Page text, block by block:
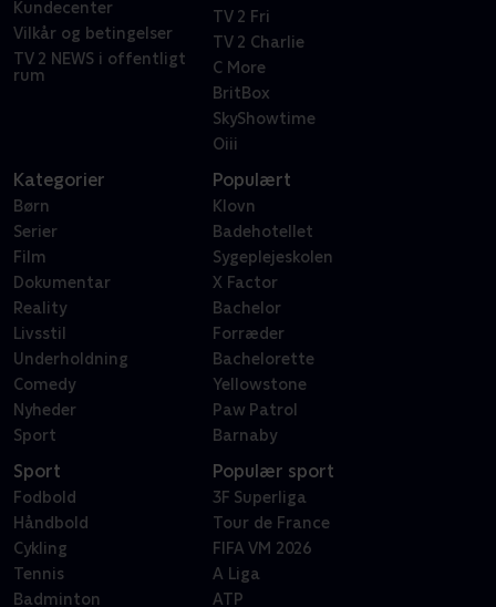
Kundecenter
Vilkår og betingelser
TV 2 NEWS i offentligt
rum
TV 2 Fri
TV 2 Charlie
C More
BritBox
SkyShowtime
Oiii
Kategorier
Børn
Serier
Film
Dokumentar
Reality
Livsstil
Underholdning
Comedy
Nyheder
Sport
Populært
Klovn
Badehotellet
Sygeplejeskolen
X Factor
Bachelor
Forræder
Bachelorette
Yellowstone
Paw Patrol
Barnaby
Sport
Fodbold
Håndbold
Cykling
Tennis
Badminton
Populær sport
3F Superliga
Tour de France
FIFA VM 2026
A Liga
ATP